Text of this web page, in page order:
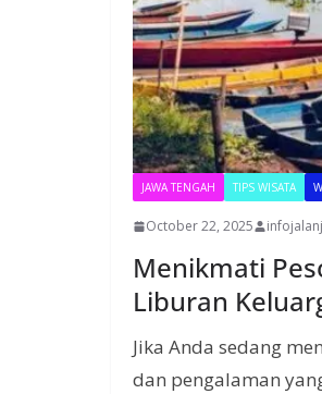
JAWA TENGAH TIPS WISATA
October 22, 2025
Menikmati
Liburan
Jika Anda sedang
dan pengalaman